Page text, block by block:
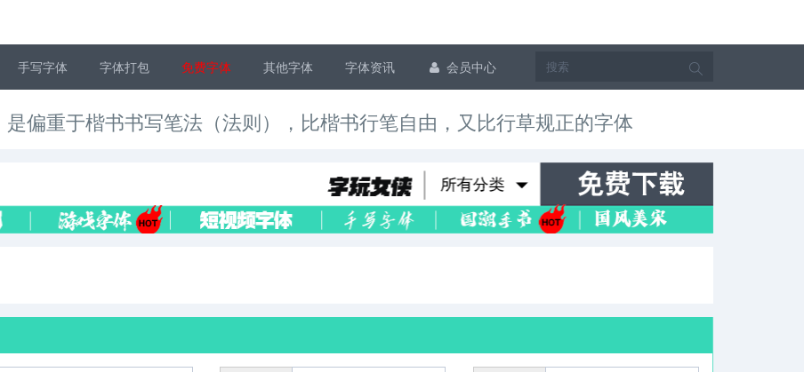
手写字体 字体打包 免费字体 其他字体 字体资讯 会员中心
偏重于楷书书写笔法（法则），比楷书行笔自由，又比行草规正的字体